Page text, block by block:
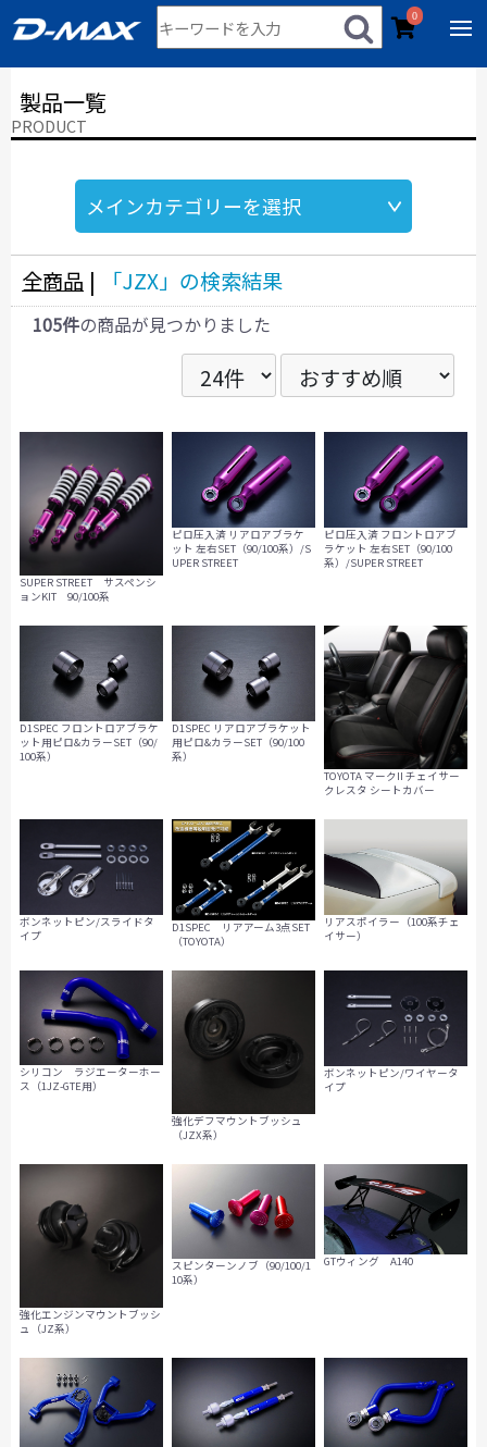
0
製品一覧
PRODUCT
全商品 | 「JZX」の検索結果
105件の商品が見つかりました
SUPER STREET サスペンシ
ョンKIT 90/100系
ピロ圧入済 リアロアブラケ
ット 左右SET（90/100系）/S
UPER STREET
ピロ圧入済 フロントロアブ
ラケット 左右SET（90/100
系）/SUPER STREET
D1SPEC フロントロアブラケ
ット用ピロ&カラーSET（90/
100系）
D1SPEC リアロアブラケット
用ピロ&カラーSET（90/100
系）
TOYOTA マークII チェイサー
クレスタ シートカバー
ボンネットピン/スライドタ
イプ
D1SPEC リアアーム3点SET
（TOYOTA）
リアスポイラー（100系チェ
イサー）
シリコン ラジエーターホー
ス（1JZ-GTE用）
強化デフマウントブッシュ
（JZX系）
ボンネットピン/ワイヤータ
イプ
強化エンジンマウントブッシ
ュ（JZ系）
スピンターンノブ（90/100/1
10系）
GTウィング A140